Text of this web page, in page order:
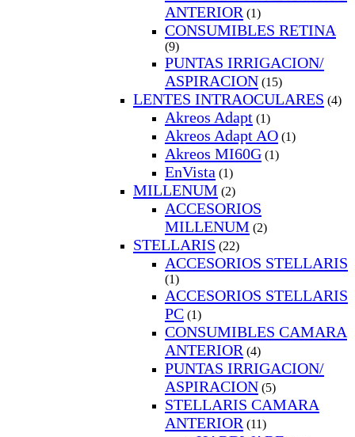
ANTERIOR (1)
CONSUMIBLES RETINA
(9)
PUNTAS IRRIGACION/
ASPIRACION (15)
LENTES INTRAOCULARES (4)
Akreos Adapt (1)
Akreos Adapt AO (1)
Akreos MI60G (1)
EnVista (1)
MILLENUM (2)
ACCESORIOS
MILLENUM (2)
STELLARIS (22)
ACCESORIOS STELLARIS
(1)
ACCESORIOS STELLARIS
PC (1)
CONSUMIBLES CAMARA
ANTERIOR (4)
PUNTAS IRRIGACION/
ASPIRACION (5)
STELLARIS CAMARA
ANTERIOR (11)